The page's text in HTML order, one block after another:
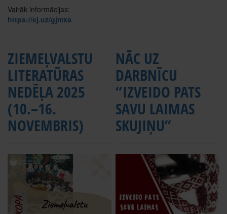
Vairāk informācijas:
https://ej.uz/gjmxa
ZIEMEĻVALSTU
LITERATŪRAS
NEDĒĻA 2025
(10.–16.
NOVEMBRIS)
NĀC UZ
DARBNĪCU
“IZVEIDO PATS
SAVU LAIMAS
SKUJIŅU”